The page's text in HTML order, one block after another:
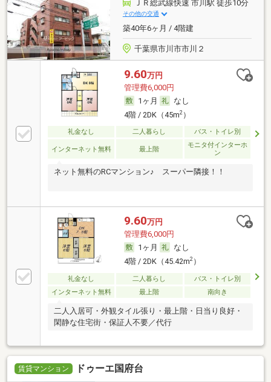
ＪＲ総武線快速 市川駅 徒歩10分
その他の交通
築40年6ヶ月 / 4階建
千葉県市川市市川２
9.60万円
管理費6,000円
1ヶ月
なし
4階 / 2DK（45m2）
礼金なし 二人暮らし バス・トイレ別
インターネット無料 最上階
モニタ付インターホ
ン
ネット無料のRCマンション♪ スーパー隣接！！
9.60万円
管理費6,000円
1ヶ月
なし
4階 / 2DK（45.42m2）
礼金なし 二人暮らし
バス・トイレ別
インターネット無料
最上階 南向き
二人入居可・外観タイル張り・最上階・日当り良好・
閑静な住宅街・保証人不要／代行
賃貸マンション ドゥーエ国府台